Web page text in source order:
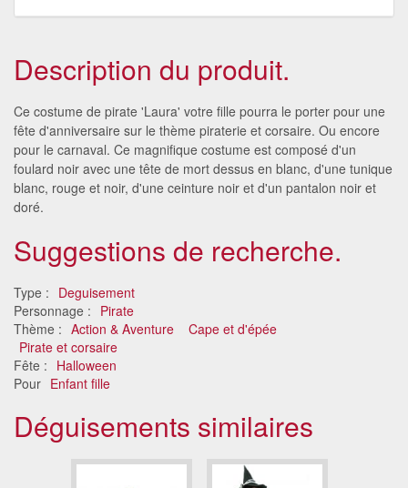
Description du produit.
Ce costume de pirate 'Laura' votre fille pourra le porter pour une
fête d'anniversaire sur le thème piraterie et corsaire. Ou encore
pour le carnaval. Ce magnifique costume est composé d'un
foulard noir avec une tête de mort dessus en blanc, d'une tunique
blanc, rouge et noir, d'une ceinture noir et d'un pantalon noir et
doré.
Suggestions de recherche.
Type : Deguisement
Personnage : Pirate
Thème : Action & Aventure
Cape et d'épée
Pirate et corsaire
Fête : Halloween
Pour Enfant fille
Déguisements similaires